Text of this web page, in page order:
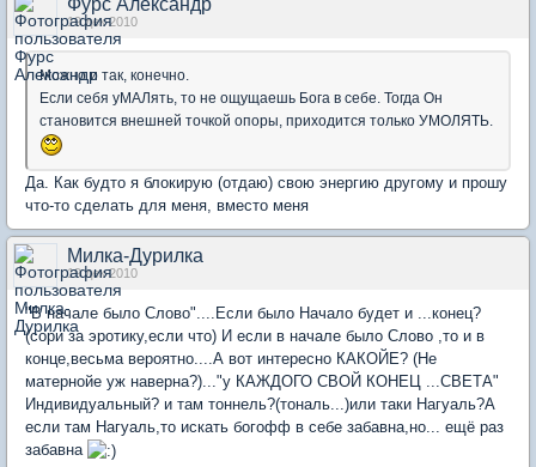
Фурс Александр
19 дек 2010
Можно и так, конечно.
Если себя уМАЛять, то не ощущаешь Бога в себе. Тогда Он
становится внешней точкой опоры, приходится только УМОЛЯТЬ.
Да. Как будто я блокирую (отдаю) свою энергию другому и прошу
что-то сделать для меня, вместо меня
Милка-Дурилка
19 дек 2010
"В начале было Слово"....Если было Начало будет и ...конец?
(сори за эротику,если что) И если в начале было Слово ,то и в
конце,весьма вероятно....А вот интересно КАКОЙЕ? (Не
матернойе уж наверна?)..."у КАЖДОГО СВОЙ КОНЕЦ ...СВЕТА"
Индивидуальный? и там тоннель?(тональ...)или таки Нагуаль?А
если там Нагуаль,то искать богофф в себе забавна,но... ещё раз
забавна